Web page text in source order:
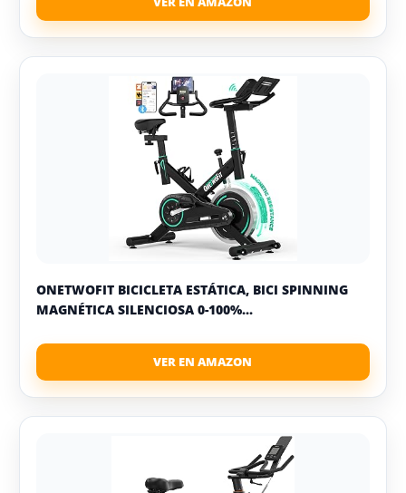
ONETWOFIT BICICLETA ESTÁTICA, BICI SPINNING
MAGNÉTICA SILENCIOSA 0-100%...